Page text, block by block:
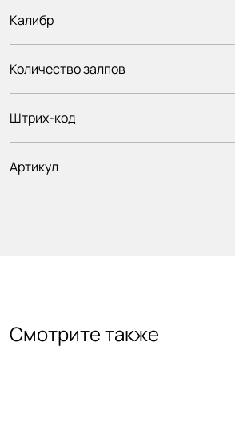
Калибр
Количество залпов
Штрих-код
Артикул
Смотрите также